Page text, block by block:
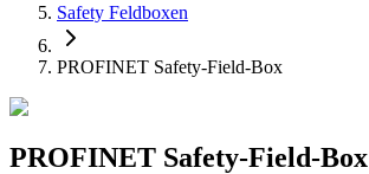
Safety Feldboxen
PROFINET Safety-Field-Box
PROFINET Safety-Field-Box